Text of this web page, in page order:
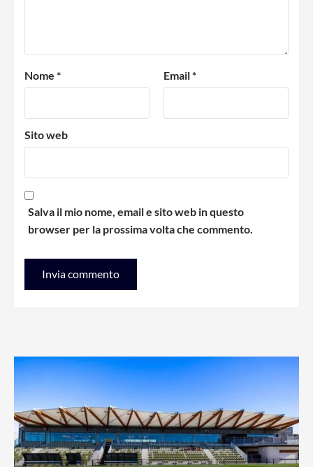
Nome * Email*
Sito web
Salva il mio nome, email e sito web in questo
browser per la prossima volta che commento.